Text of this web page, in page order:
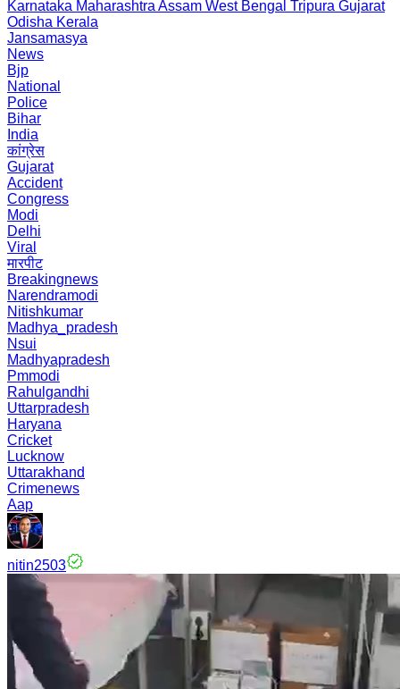
Karnataka Maharashtra Assam West Bengal Tripura Gujarat
Odisha Kerala
Jansamasya
News
Bjp
National
Police
Bihar
India
कांग्रेस
Gujarat
Accident
Congress
Modi
Delhi
Viral
मारपीट
Breakingnews
Narendramodi
Nitishkumar
Madhya_pradesh
Nsui
Madhyapradesh
Pmmodi
Rahulgandhi
Uttarpradesh
Haryana
Cricket
Lucknow
Uttarakhand
Crimenews
Aap
nitin2503